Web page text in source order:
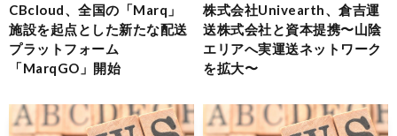
CBcloud、全国の「Marq」
施設を起点とした新たな配送
プラットフォーム
「MarqGO」開始
株式会社Univearth、倉吉運
送株式会社と資本提携〜山陰
エリアへ実運送ネットワーク
を拡大〜